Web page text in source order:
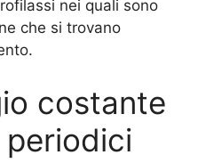
nei quali sono
che si trovano
costante